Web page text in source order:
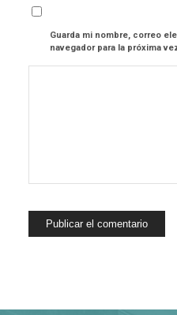
Guarda mi nombre, correo
navegador para la próxima